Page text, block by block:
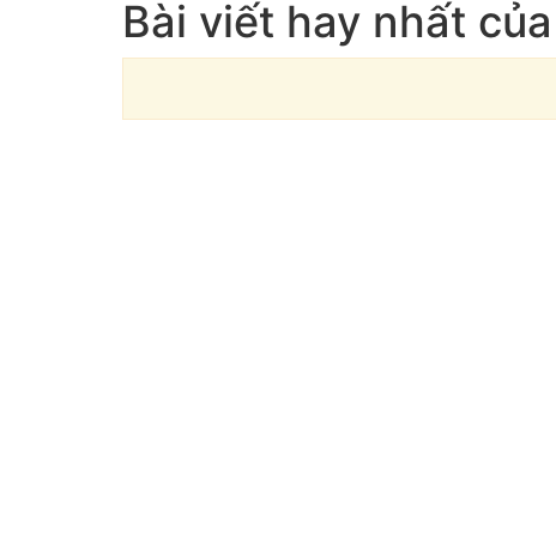
Bài viết hay nhất